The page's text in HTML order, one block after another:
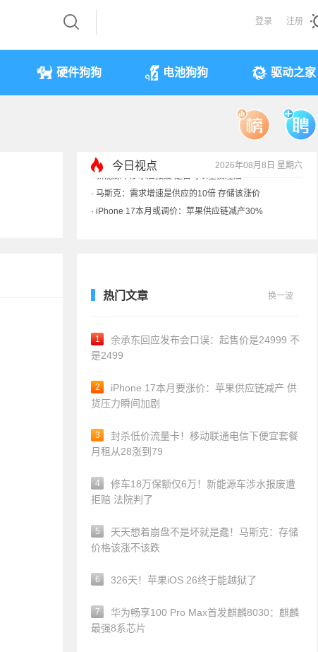
登录 注册
硬件狗狗 电池狗狗 驱动之家
今日视点 2026年08月8日 星期六
iPhone 17本月或调价：苹果供应链减产30%
享界G9测试被质疑AI合成 实拍视频终结流言
热门文章 换一波
1
余承东回应发布会口误：起售价是24999 不
是2499
2
iPhone 17本月要涨价：苹果供应链减产 供
货压力瞬间加剧
3
封杀低价流量卡！移动联通电信下便宜套餐
月租从28涨到79
4
修车18万保额仅6万！新能源车涉水报废遭
拒赔 法院判了
5
天天想着崩盘不是坏就是蠢！马斯克：存储
价格该涨不该跌
6 326天！苹果iOS 26终于能越狱了
7
华为畅享100 Pro Max首发麒麟8030：麒麟
最强8系芯片